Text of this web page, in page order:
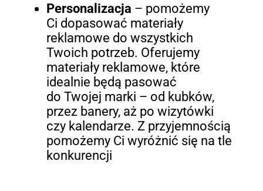
Personalizacja – pomożemy
Ci dopasować materiały
reklamowe do wszystkich
Twoich potrzeb. Oferujemy
materiały reklamowe, które
idealnie będą pasować
do Twojej marki – od kubków,
przez banery, aż po wizytówki
czy kalendarze. Z przyjemnością
pomożemy Ci wyróżnić się na tle
konkurencji